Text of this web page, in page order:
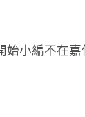
小編不在嘉